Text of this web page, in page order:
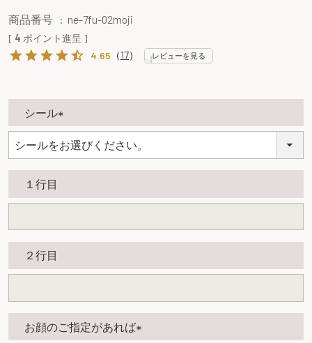
商品番号 ne-7fu-02moji
[ 4 ポイント進呈 ]
4.65 （17） レビューを見る
シール
(
必
須
１行目
２行目
お顔のご指定があれば